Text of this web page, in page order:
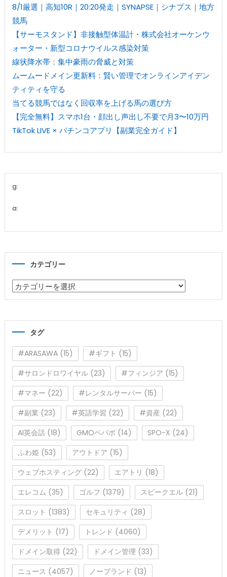
8/1厳選｜高知10R｜20:20発走｜SYNAPSE｜シナプス｜地方
競馬
【サーモスタンド】非接触型体温計・株式会社オーケンウ
ォーター・新型コロナウイルス感染対策
線状降水帯：集中豪雨の脅威と対策
ムームードメイン更新料：賢い管理でオンラインアイデン
ティティを守る
当てる競馬ではなく回収率を上げる馬の選び方
【完全無料】スマホ1台・顔出し声出し不要で月3〜10万円
TikTok LIVE × パチンコアプリ【副業完全ガイド】
g:
a:
カテゴリー
カ
テ
タグ
#ARASAWA(15) #ギフト (15)
#サロンドロワイヤル(23) #フィンジア (15)
#マネー (22) #レンタルサーバー (15)
#副業 (23) #英語学習 (22) #資産 (22)
AI英会話(18) GMOペパボ (14) SPO-X (24)
ふわ姫 (53) アウトドア (15)
ウェブホスティング(22) エアトリ (18)
エレコム (35) ゴルフ (1379) スピークエル(21)
スロット (1383) セキュリティ (28)
デメリット (17) トレンド (4060)
ドメイン取得(22) ドメイン管理 (33)
ニュース (4057) ノーブランド (13)